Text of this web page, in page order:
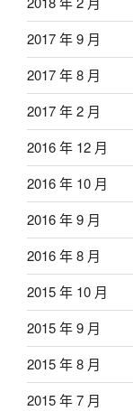
2017 年 9 月
2017 年 8 月
2017 年 2 月
2016 年 12 月
2016 年 10 月
2016 年 9 月
2016 年 8 月
2015 年 10 月
2015 年 9 月
2015 年 8 月
2015 年 7 月